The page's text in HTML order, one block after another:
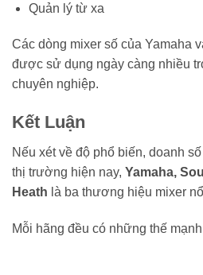
Quản lý từ xa
Các dòng mixer số của Yamaha
được sử dụng ngày càng nhiều
chuyên nghiệp.
Kết Luận
Nếu xét về độ phổ biến, doanh
thị trường hiện nay, Yamaha,
Heath là ba thương hiệu mixer
Mỗi hãng đều có những thế